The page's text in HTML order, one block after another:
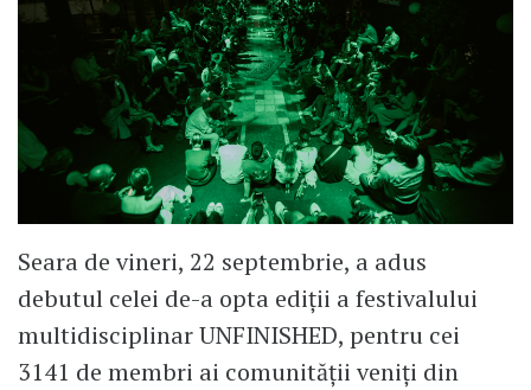
Seara de vineri, 22 septembrie, a adus
debutul celei de-a opta ediții a festivalului
multidisciplinar UNFINISHED, pentru cei
3141 de membri ai comunității veniți din